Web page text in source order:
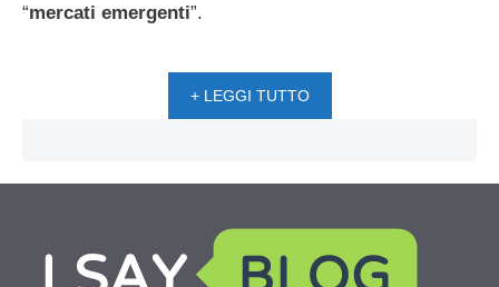
“mercati emergenti”.
+ LEGGI TUTTO